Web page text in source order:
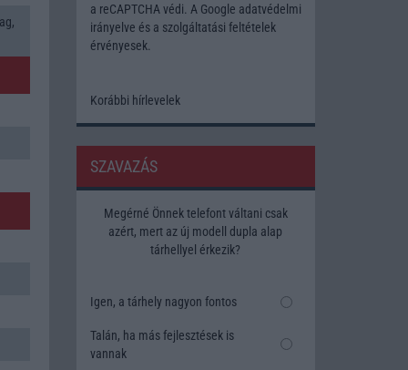
a reCAPTCHA védi. A Google adatvédelmi
irányelve és a szolgáltatási feltételek
érvényesek.
Korábbi hírlevelek
SZAVAZÁS
Megérné Önnek telefont váltani csak
azért, mert az új modell dupla alap
tárhellyel érkezik?
Igen, a tárhely nagyon fontos
Talán, ha más fejlesztések is
vannak